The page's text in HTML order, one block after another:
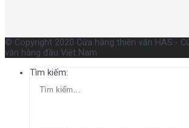
© Copyright 2020 Cửa hàng thiên văn HAS -
văn hàng đầu Việt Nam
Tìm kiếm: